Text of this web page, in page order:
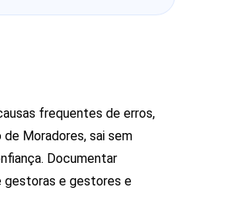
frequentes de erros,
Moradores, sai sem
Documentar
gestoras e gestores e